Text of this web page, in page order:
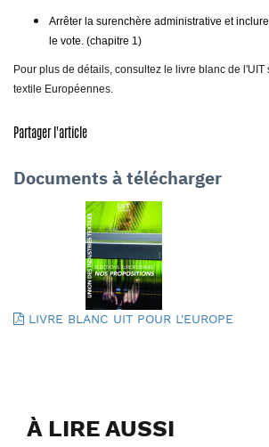
Arrêter la surenchère administrative et
le vote. (chapitre 1)
Pour plus de détails, consultez le livre blanc de l'UIT
textile Européennes.
Partager l'article
Documents à télécharger
LIVRE BLANC UIT POUR L'EUROPE
À LIRE AUSSI